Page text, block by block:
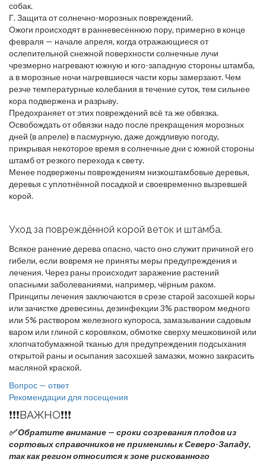
собак.
Г. Защита от солнечно-морозных повреждений.
Ожоги происходят в ранневесеннюю пору, примерно в конце
февраля — начале апреля, когда отражающиеся от
ослепительной снежной поверхности солнечные лучи
чрезмерно нагревают южную и юго-западную стороны штамба,
а в морозные ночи нагревшиеся части коры замерзают. Чем
резче температурные колебания в течение суток, тем сильнее
кора подвержена и разрыву.
Предохраняет от этих повреждений всё та же обвязка.
Освобождать от обвязки надо после прекращения морозных
дней (в апреле) в пасмурную, даже дождливую погоду,
прикрывая некоторое время в солнечные дни с южной стороны
штамб от резкого перехода к свету.
Менее подвержены повреждениям низкоштамбовые деревья,
деревья с уплотнённой посадкой и своевременно вызревшей
корой.
Уход за повреждённой корой веток и штамба.
Всякое ранение дерева опасно, часто оно служит причиной его
гибели, если вовремя не приняты меры предупреждения и
лечения. Через раны происходит заражение растений
опасными заболеваниями, например, чёрным раком.
Принципы лечения заключаются в срезе старой засохшей коры
или зачистке древесины, дезинфекции 3% раствором медного
или 5% раствором железного купороса, замазывании садовым
варом или глиной с коровяком, обмотке сверху мешковиной или
хлопчатобумажной тканью для предупреждения подсыхания
открытой раны и осыпания засохшей замазки, можно закрасить
масляной краской.
Навигация
по
записям
Вопрос — ответ
Рекомендации для посещения
❗️❗️❗️ВАЖНО❗️❗️❗️
✅ Обратите внимание — сроки созревания плодов из
сортовых справочников не применимы к Северо-Западу,
так как регион относится к зоне рискованного